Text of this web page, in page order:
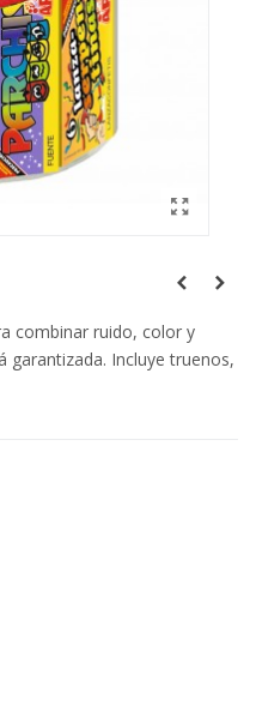
combinar ruido, color y
garantizada. Incluye truenos,